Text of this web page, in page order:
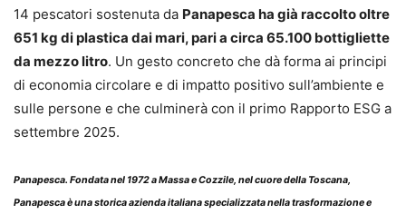
14 pescatori sostenuta da Panapesca ha già raccolto oltre
651 kg di plastica dai mari, pari a circa 65.100 bottigliette
da mezzo litro. Un gesto concreto che dà forma ai principi
di economia circolare e di impatto positivo sull’ambiente e
sulle persone e che culminerà con il primo Rapporto ESG a
settembre 2025.
Panapesca. Fondata nel 1972 a Massa e Cozzile, nel cuore della Toscana,
Panapesca è una storica azienda italiana specializzata nella trasformazione e